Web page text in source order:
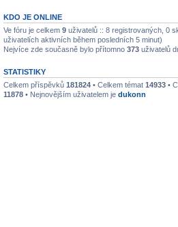
KDO JE ONLINE
Ve fóru je celkem 9 uživatelů :: 8 registrovaných, 0
uživatelích aktivních během posledních 5 minut)
Nejvíce zde současně bylo přítomno 373 uživatelů
STATISTIKY
Celkem příspěvků 181824 • Celkem témat 14933 •
11878 • Nejnovějším uživatelem je dukonn